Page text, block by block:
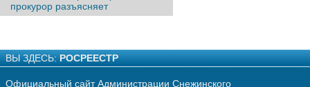
прокурор разъясняет
ВЫ ЗДЕСЬ: РОСРЕЕСТР
Официальный сайт Администрации Снежинского